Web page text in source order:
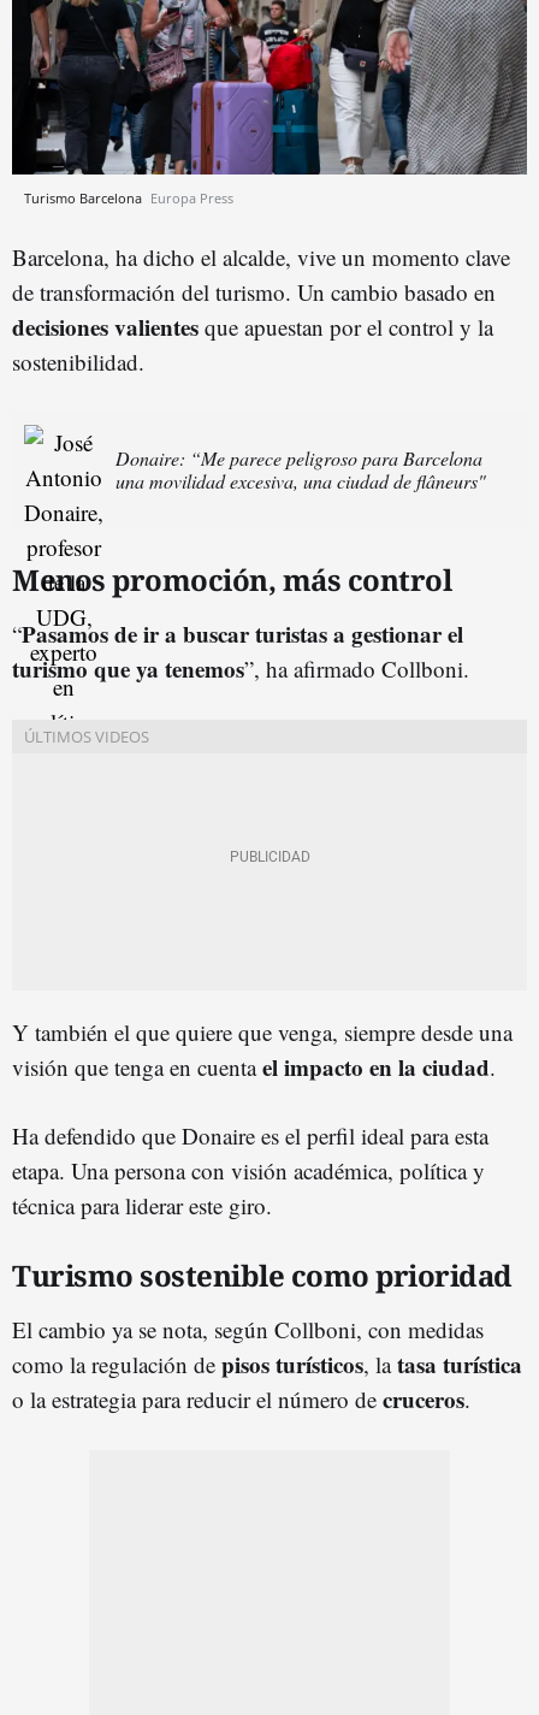
Turismo Barcelona Europa Press
Barcelona, ha dicho el alcalde, vive un momento clave
de transformación del turismo. Un cambio basado en
decisiones valientes que apuestan por el control y la
sostenibilidad.
Donaire: “Me parece peligroso para Barcelona
una movilidad excesiva, una ciudad de flâneurs"
Menos promoción, más control
“Pasamos de ir a buscar turistas a gestionar el
turismo que ya tenemos”, ha afirmado Collboni.
Y también el que quiere que venga, siempre desde una
visión que tenga en cuentael impacto en la ciudad.
Ha defendido que Donaire es el perfil ideal para esta
etapa. Una persona con visión académica, política y
técnica para liderar este giro.
Turismo sostenible como prioridad
El cambio ya se nota, según Collboni, con medidas
como la regulación de pisos turísticos, latasa turística
o la estrategia para reducir el número de cruceros.